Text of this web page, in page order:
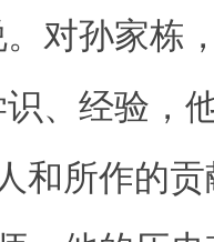
对孙家栋
、经验，
和所作的